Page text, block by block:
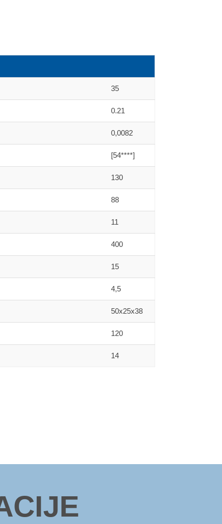
35
0.21
0,0082
[54****]
130
88
11
400
15
4,5
50x25x38
120
14